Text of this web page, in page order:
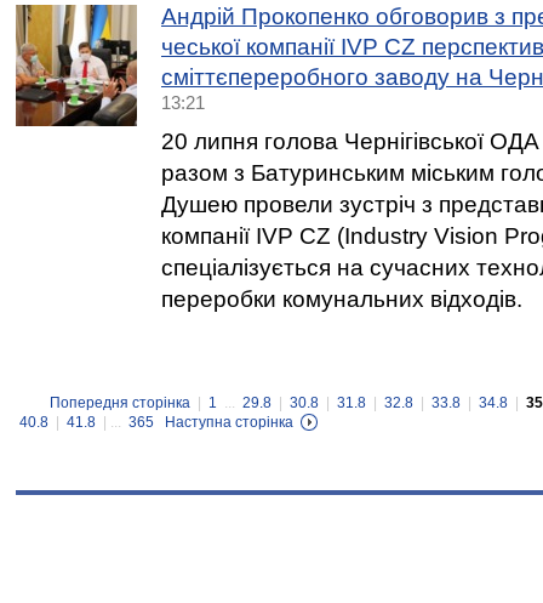
Андрій Прокопенко обговорив з
чеської компанії IVP CZ
сміттєпереробного заводу на
13:21
20 липня голова Чернігівської
разом з Батуринським міським
Душею провели зустріч з
компанії IVP CZ (Industry Vision
спеціалізується на сучасних
переробки комунальних відходів.
Попередня сторінка 1 ... 29.8 30.8 31.8 32.8 33.8 34.8
40.8
41.8 | ... 365 Наступна сторінка